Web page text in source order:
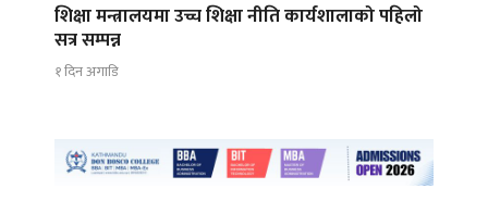
शिक्षा मन्त्रालयमा उच्च शिक्षा नीति कार्यशालाको पहिलो
सत्र सम्पन्न
१ दिन अगाडि